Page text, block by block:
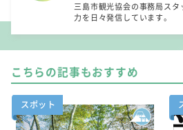
三島市観光協会の事務局ス
力を日々発信しています。
こちらの記事もおすすめ
スポット